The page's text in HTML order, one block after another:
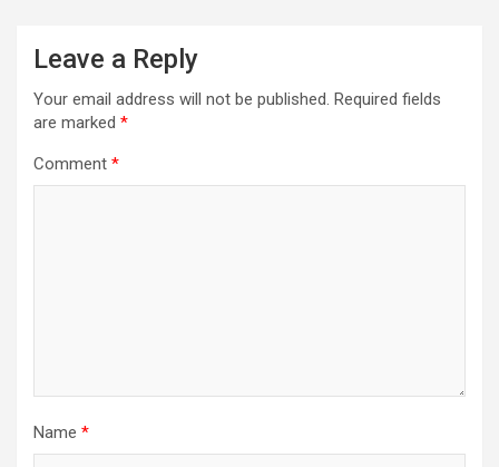
Leave a Reply
Your email address will not be published. Required fields
are marked *
Comment *
Name *